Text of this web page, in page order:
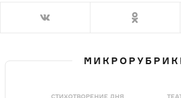
СТИХОТВОРЕНИЕ ДНЯ